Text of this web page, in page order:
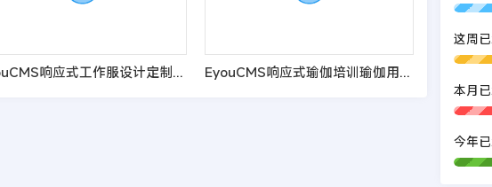
EyouCMS响应式工作服设计定制类企业网站模板 EyouCMS响应式瑜伽培训瑜伽用品网站模板
这周
本月
今年